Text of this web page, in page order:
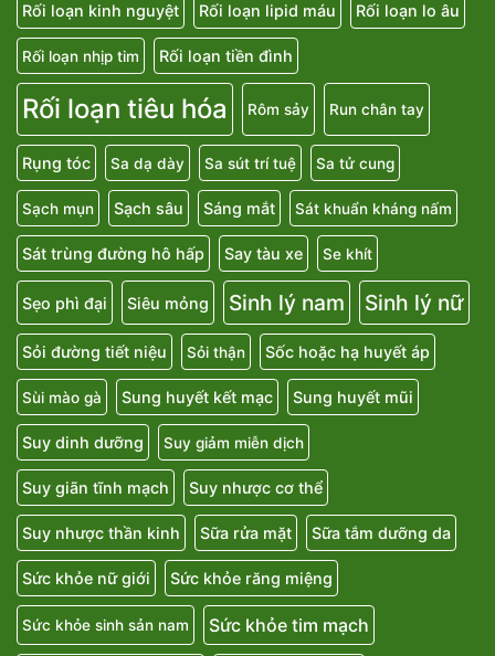
Rối loạn kinh nguyệt Rối loạn lipid máu Rối loạn lo âu
Rối loạn nhịp tim Rối loạn tiền đình
Rối loạn tiêu hóa Rôm sảy Run chân tay
Rụng tóc Sa dạ dày Sa sút trí tuệ Sa tử cung
Sạch mụn Sạch sâu Sáng mắt Sát khuẩn kháng nấm
Sát trùng đường hô hấp Say tàu xe Se khít
Sẹo phì đại Siêu mỏng Sinh lý nam Sinh lý nữ
Sỏi đường tiết niệu Sỏi thận Sốc hoặc hạ huyết áp
Sùi mào gà Sung huyết kết mạc Sung huyết mũi
Suy dinh dưỡng Suy giảm miễn dịch
Suy giãn tĩnh mạch Suy nhược cơ thể
Suy nhược thần kinh Sữa rửa mặt Sữa tắm dưỡng da
Sức khỏe nữ giới Sức khỏe răng miệng
Sức khỏe sinh sản nam Sức khỏe tim mạch